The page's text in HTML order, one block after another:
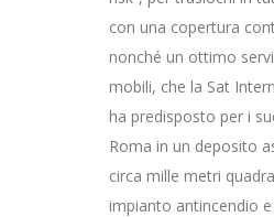
con una copertura
nonché un ottimo
mobili, che la Sat
ha predisposto per i
Roma in un deposito
circa mille metri
impianto antincendio